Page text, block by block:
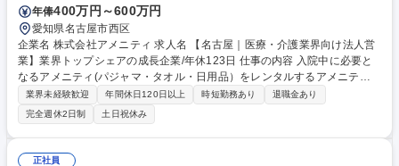
年俸400万円～600万円
愛知県名古屋市西区
企業名 株式会社アメニティ 求人名 【名古屋｜医療・介護業界向け法人営
業】業界トップシェアの成長企業/年休123日 仕事の内容 入院中に必要と
なるアメニティ(パジャマ・タオル・日用品）をレンタルするアメニティ
サポートシステムを提供している当社にて、病院・介護施設向けの提案営
業をお任せ致します。 アメニティのレンタルサービスの提案だけでなく、
人材派遣・紹介等幅広く事業展開しているため、多角的に提案ができるこ
ともポイントの一つです。社会貢献性も高く、今後の高齢化社会において
成長が見込める産業です。 また、病院や介護施設の業務軽減に貢献する事
業界未経験歓迎 年間休日120日以上 時短勤務あり
退職金あり
完全週休2日制
土日祝休み
正社員